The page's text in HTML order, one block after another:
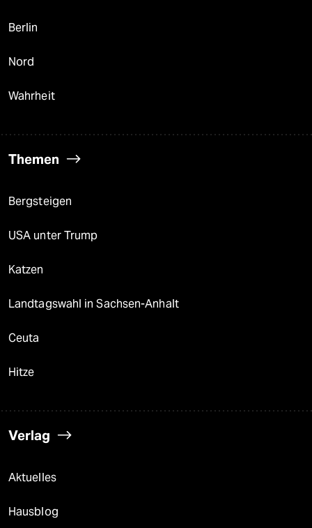
Berlin
Nord
Wahrheit
Themen
Bergsteigen
USA unter Trump
Katzen
Landtagswahl in Sachsen-Anhalt
Ceuta
Hitze
Verlag
Aktuelles
Hausblog